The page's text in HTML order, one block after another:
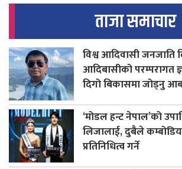
ताजा समाचार
विश्व आदिवासी जनजाति
आदिबासीको परम्परागत
दिगो बिकासमा जोड्नु
‘मोडल हन्ट नेपाल’को
लिजालाई, दुबैले
प्रतिनिधित्व गर्ने